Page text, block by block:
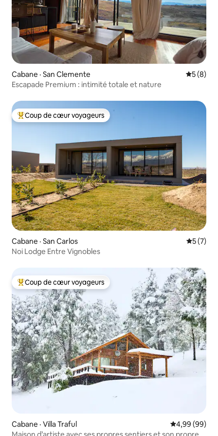
Cabane · San Clemente Note
5 (8)
Escapade Premium : intimité totale et nature
Coup de cœur voyageurs parmi les plus aimés
Coup de cœur voyageurs
Cabane · San Carlos Note
5 (7)
Noi Lodge Entre Vignobles
Coup de cœur voyageurs parmi les plus aimés
Coup de cœur voyageurs
Cabane · Villa Traful Note
4,99 (99)